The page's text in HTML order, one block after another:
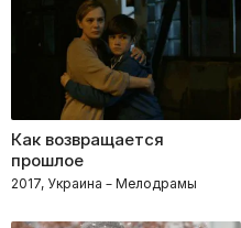
Как возвращается
прошлое
2017, Украина – Мелодрамы